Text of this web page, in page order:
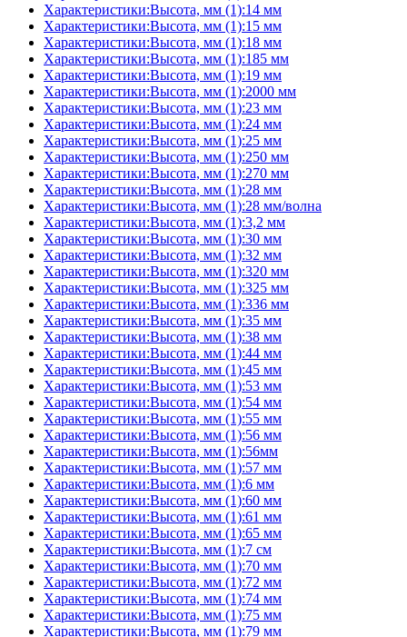
Характеристики:Высота, мм (1):14 мм
Характеристики:Высота, мм (1):15 мм
Характеристики:Высота, мм (1):18 мм
Характеристики:Высота, мм (1):185 мм
Характеристики:Высота, мм (1):19 мм
Характеристики:Высота, мм (1):2000 мм
Характеристики:Высота, мм (1):23 мм
Характеристики:Высота, мм (1):24 мм
Характеристики:Высота, мм (1):25 мм
Характеристики:Высота, мм (1):250 мм
Характеристики:Высота, мм (1):270 мм
Характеристики:Высота, мм (1):28 мм
Характеристики:Высота, мм (1):28 мм/волна
Характеристики:Высота, мм (1):3,2 мм
Характеристики:Высота, мм (1):30 мм
Характеристики:Высота, мм (1):32 мм
Характеристики:Высота, мм (1):320 мм
Характеристики:Высота, мм (1):325 мм
Характеристики:Высота, мм (1):336 мм
Характеристики:Высота, мм (1):35 мм
Характеристики:Высота, мм (1):38 мм
Характеристики:Высота, мм (1):44 мм
Характеристики:Высота, мм (1):45 мм
Характеристики:Высота, мм (1):53 мм
Характеристики:Высота, мм (1):54 мм
Характеристики:Высота, мм (1):55 мм
Характеристики:Высота, мм (1):56 мм
Характеристики:Высота, мм (1):56мм
Характеристики:Высота, мм (1):57 мм
Характеристики:Высота, мм (1):6 мм
Характеристики:Высота, мм (1):60 мм
Характеристики:Высота, мм (1):61 мм
Характеристики:Высота, мм (1):65 мм
Характеристики:Высота, мм (1):7 см
Характеристики:Высота, мм (1):70 мм
Характеристики:Высота, мм (1):72 мм
Характеристики:Высота, мм (1):74 мм
Характеристики:Высота, мм (1):75 мм
Характеристики:Высота, мм (1):79 мм